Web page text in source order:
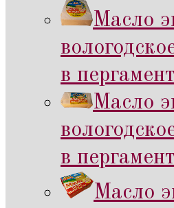
Масло
в
Масло
в
Масло